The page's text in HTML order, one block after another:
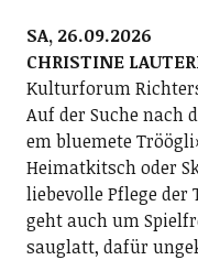
SA, 26.09.2026
CHRISTINE
Kulturforum
Auf der Suche nach
em bluemete
Heimatkitsch oder
liebevolle Pflege der
geht auch um
sauglatt, dafür